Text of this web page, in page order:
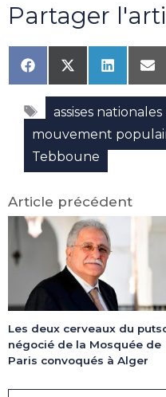
Partager
Share
on
Facebook
Share
on
X
(Twitter)
Share
on
on
Étiquettes
assises nationales
mouvement
Tebboune
Article précédent
Les deux cerveaux du
négocié de la Mosquée de
Paris convoqués à Alger